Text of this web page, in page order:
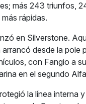
más 243 triunfos,
rápidas.
en Silverstone.
arrancó desde la pole
con Fangio a
en el segundo
la línea interna